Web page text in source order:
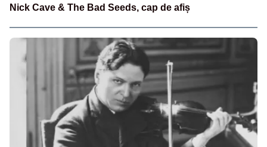
Nick Cave & The Bad Seeds, cap de afiș